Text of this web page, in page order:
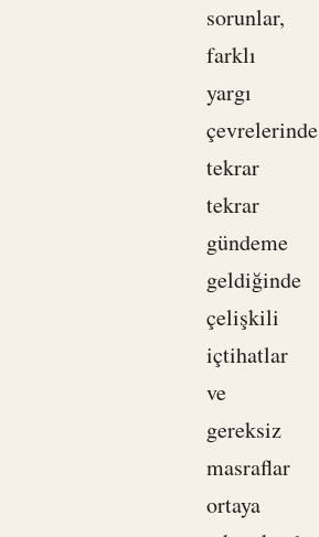
sorunlar,
farklı
yargı
çevrelerinde
tekrar
tekrar
gündeme
geldiğinde
çelişkili
içtihatlar
ve
gereksiz
masraflar
ortaya